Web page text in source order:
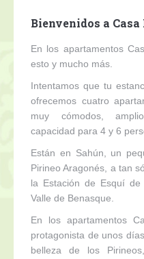
Bienvenidos a
En los apartamentos
esto y mucho más.
Intentamos que tu
ofrecemos cuatro
muy cómodos,
capacidad para 4 y 6
Están en Sahún, un
Pirineo Aragonés, a tan
la Estación de Esquí
Valle de Benasque.
En los apartamentos
protagonista de unos
belleza de los